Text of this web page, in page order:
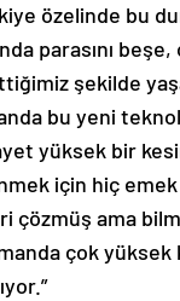
özelinde bu
parasını
şekilde
bu yeni
yüksek bir
için hiç
çözmüş ama
çok